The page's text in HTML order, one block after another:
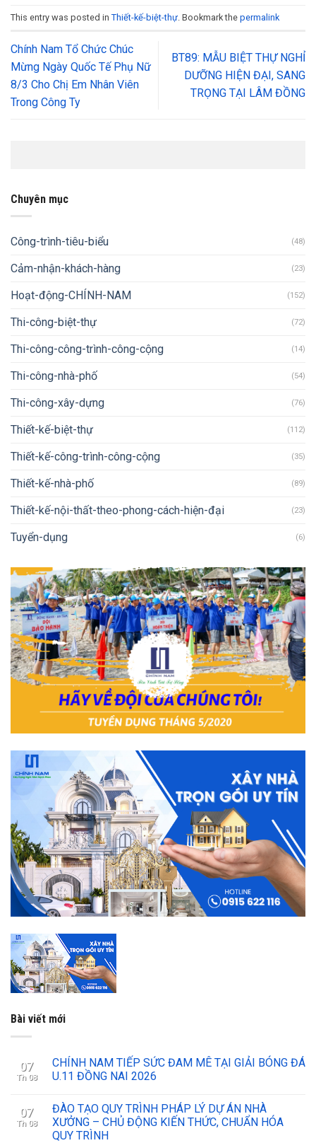
This entry was posted in Thiết-kế-biệt-thự . Bookmark the permalink
Chính Nam Tổ Chức Chúc
Mừng Ngày Quốc Tế Phụ Nữ
8/3 Cho Chị Em Nhân Viên
Trong Công Ty
BT89: MẪU BIỆT THỰ NGHỈ
DƯỠNG HIỆN ĐẠI, SANG
TRỌNG TẠI LÂM ĐỒNG
Chuyên mục
Công-trình-tiêu-biểu (48)
Cảm-nhận-khách-hàng (23)
Hoạt-động-CHÍNH-NAM (152)
Thi-công-biệt-thự (72)
Thi-công-công-trình-công-cộng (14)
Thi-công-nhà-phố (54)
Thi-công-xây-dựng (76)
Thiết-kế-biệt-thự (112)
Thiết-kế-công-trình-công-cộng (35)
Thiết-kế-nhà-phố (89)
Thiết-kế-nội-thất-theo-phong-cách-hiện-đại (23)
Tuyển-dụng (6)
Bài viết mới
07
Th 08
CHÍNH NAM TIẾP SỨC ĐAM MÊ TẠI GIẢI BÓNG ĐÁ
U.11 ĐỒNG NAI 2026
07
Th 08
ĐÀO TẠO QUY TRÌNH PHÁP LÝ DỰ ÁN NHÀ
XƯỞNG – CHỦ ĐỘNG KIẾN THỨC, CHUẨN HÓA
QUY TRÌNH